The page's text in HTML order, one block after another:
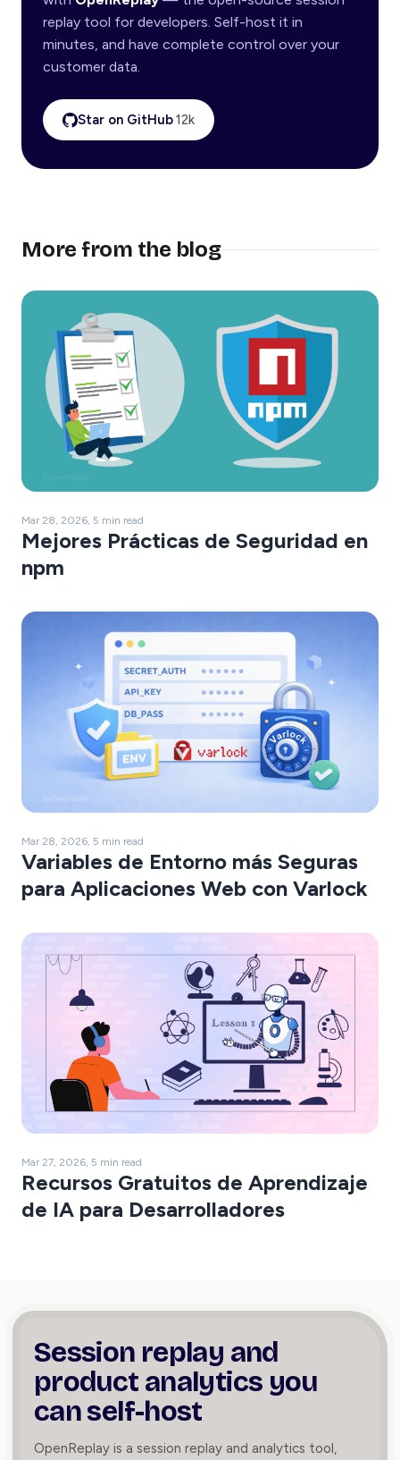
replay tool for developers. Self-host it in
minutes, and have complete control over your
customer data.
Star on GitHub12k
More from the blog
Mar 28, 2026, 5 min read
Mejores Prácticas de Seguridad en
npm
Mar 28, 2026, 5 min read
Variables de Entorno más Seguras
para Aplicaciones Web con Varlock
Mar 27, 2026, 5 min read
Recursos Gratuitos de Aprendizaje
de IA para Desarrolladores
Session replay and
product analytics you
can self-host
OpenReplay is a session replay and analytics tool,